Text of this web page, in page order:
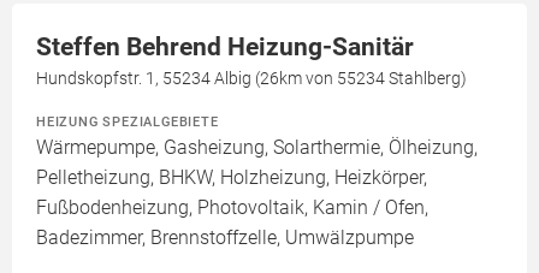
Steffen Behrend Heizung-Sanitär
Hundskopfstr. 1, 55234 Albig (26km von 55234 Stahlberg)
HEIZUNG SPEZIALGEBIETE
Wärmepumpe, Gasheizung, Solarthermie, Ölheizung,
Pelletheizung, BHKW, Holzheizung, Heizkörper,
Fußbodenheizung, Photovoltaik, Kamin / Ofen,
Badezimmer, Brennstoffzelle, Umwälzpumpe